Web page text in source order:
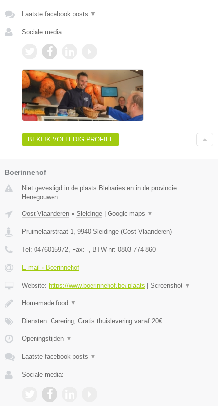
Laatste facebook posts ▼
Sociale media:
BEKIJK VOLLEDIG PROFIEL
Boerinnehof
Niet gevestigd in de plaats Bleharies en in de provincie
Henegouwen.
Oost-Vlaanderen » Sleidinge Google maps ▼
Pruimelaarstraat 1 9940 Sleidinge (Oost-Vlaanderen)
Tel: 0476015972 , Fax: - , BTW-nr: 0803 774 860
E-mail › Boerinnehof
Website: https://www.boerinnehof.be#plaats Screenshot ▼
Homemade food ▼
Diensten: Carering, Gratis thuislevering vanaf 20€
Openingstijden ▼
Laatste facebook posts ▼
Sociale media: